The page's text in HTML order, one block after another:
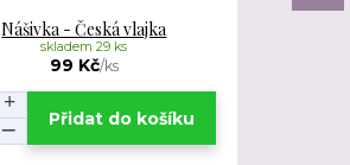
Nášivka - Česká vlajka
99 Kč/ks
skladem 29 ks
Přidat do košíku